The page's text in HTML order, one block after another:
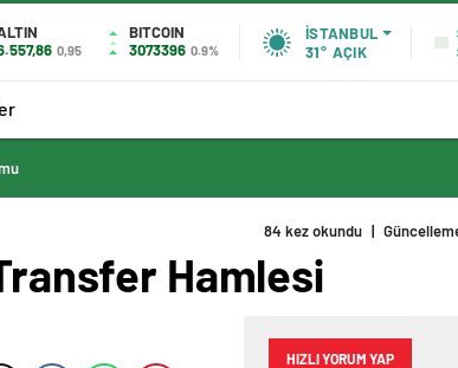
0,95
BITCOIN
3073396 0.9%
İSTANBUL
31° AÇIK
84 kez okundu |
Hamlesi
HIZLI YORUM YAP